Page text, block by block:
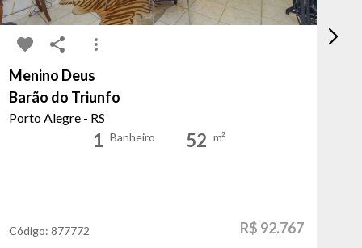
Menino Deus
Barão do Triunfo
Porto Alegre - RS
1 Banheiro 52 m²
Código: 877772 R$ 92.767